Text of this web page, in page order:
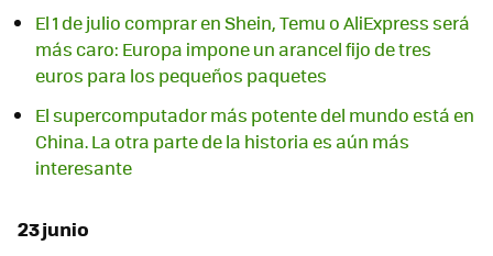
El 1 de julio comprar en Shein, Temu o AliExpress será
más caro: Europa impone un arancel fijo de tres
euros para los pequeños paquetes
El supercomputador más potente del mundo está en
China. La otra parte de la historia es aún más
interesante
23 junio